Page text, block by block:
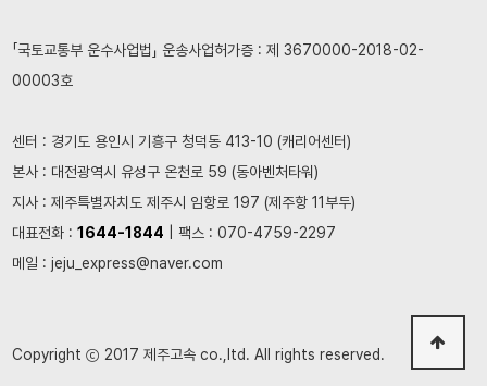
「국토교통부 운수사업법」 운송사업허가증 : 제 3670000-2018-02-
00003호
센터 : 경기도 용인시 기흥구 청덕동 413-10 (캐리어센터)
본사 : 대전광역시 유성구 온천로 59 (동아벤처타워)
지사 : 제주특별자치도 제주시 임항로 197 (제주항 11부두)
대표전화 :1644-1844 | 팩스 : 070-4759-2297
메일 : jeju_express@naver.com
Copyright ⓒ 2017 제주고속 co.,ltd. All rights reserved.